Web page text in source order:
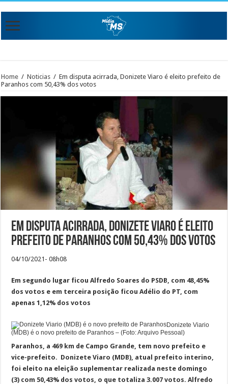
Home / Noticias / Em disputa acirrada, Donizete Viaro é eleito prefeito de
Paranhos com 50,43% dos votos
Em disputa acirrada, Donizete Viaro é eleito
prefeito de Paranhos com 50,43% dos votos
04/10/2021- 08h08
Em segundo lugar ficou Alfredo Soares do PSDB, com 48,45%
dos votos e em terceira posição ficou Adélio do PT, com
apenas 1,12% dos votos
Donizete Viario
(MDB) é o novo prefeito de Paranhos – (Foto: Arquivo Pessoal)
Paranhos, a 469 km de Campo Grande, tem novo prefeito e
vice-prefeito. Donizete Viaro (MDB), atual prefeito interino,
foi eleito na eleição suplementar realizada neste domingo
(3) com 50,43% dos votos, o que totaliza 3.007 votos. Alfredo